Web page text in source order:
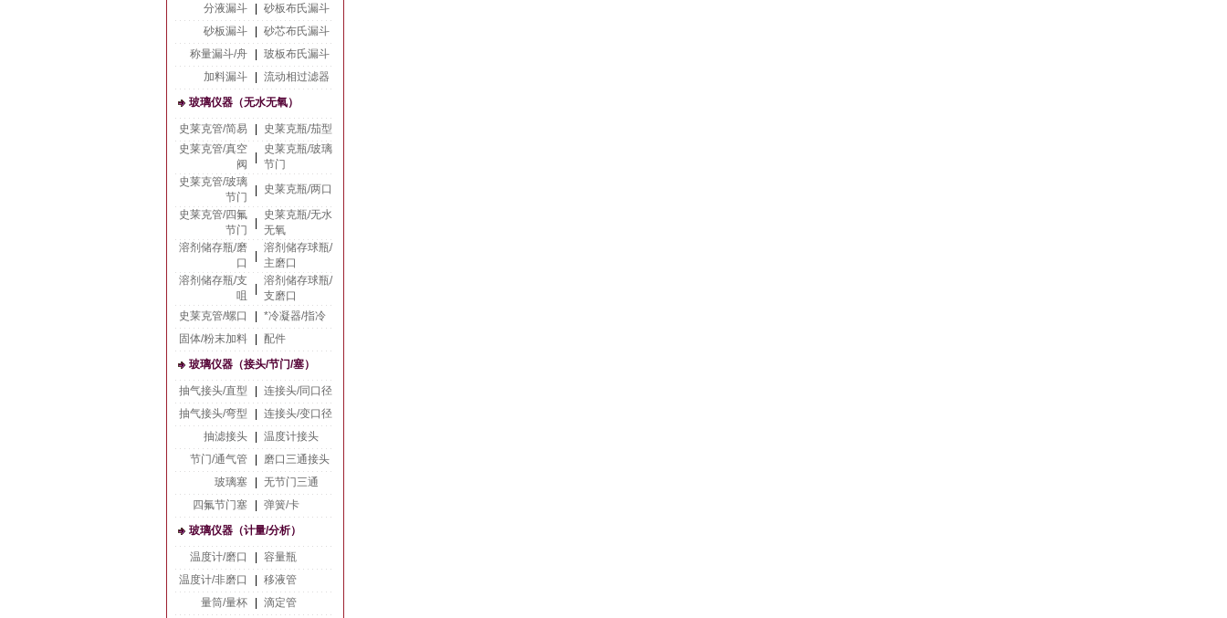
分液漏斗
砂板布氏漏斗
砂板漏斗
砂芯布氏漏斗
称量漏斗/舟
玻板布氏漏斗
加料漏斗
流动相过滤器
玻璃仪器（无水无氧）
史莱克管/简易
史莱克瓶/茄型
史莱克管/真空
阀
史莱克瓶/玻璃
节门
史莱克管/玻璃
节门
史莱克瓶/两口
史莱克管/四氟
节门
史莱克瓶/无水
无氧
溶剂储存瓶/磨
口
溶剂储存球瓶/
主磨口
溶剂储存瓶/支
咀
溶剂储存球瓶/
支磨口
史莱克管/螺口
*冷凝器/指冷
固体/粉末加料
配件
玻璃仪器（接头/节门/塞）
抽气接头/直型
连接头/同口径
抽气接头/弯型
连接头/变口径
抽滤接头
温度计接头
节门/通气管
磨口三通接头
玻璃塞
无节门三通
四氟节门塞
弹簧/卡
玻璃仪器（计量/分析）
温度计/磨口
容量瓶
温度计/非磨口
移液管
量筒/量杯
滴定管